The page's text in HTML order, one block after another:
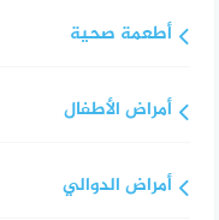
أطعمة صحية
أمراض الأطفال
أمراض الدوالي